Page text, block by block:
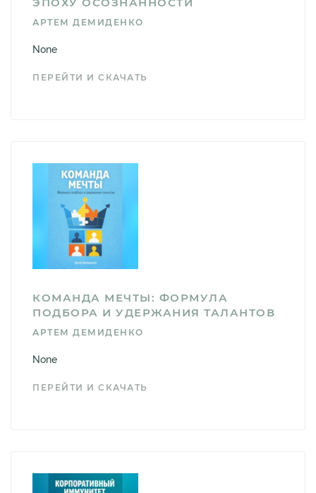
АРТЕМ ДЕМИДЕНКО
None
ПЕРЕЙТИ И СКАЧАТЬ
КОМАНДА МЕЧТЫ: ФОРМУЛА
ПОДБОРА И УДЕРЖАНИЯ ТАЛАНТОВ
АРТЕМ ДЕМИДЕНКО
None
ПЕРЕЙТИ И СКАЧАТЬ